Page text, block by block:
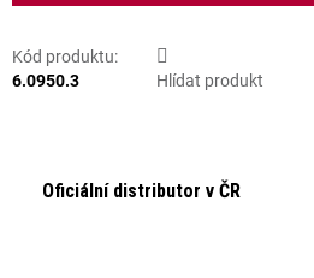
Kód produktu:
6.0950.3
Hlídat produkt
Oficiální distributor v ČR